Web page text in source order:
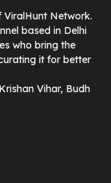
Network.
based in Delhi
who bring the
it for better
Vihar, Budh